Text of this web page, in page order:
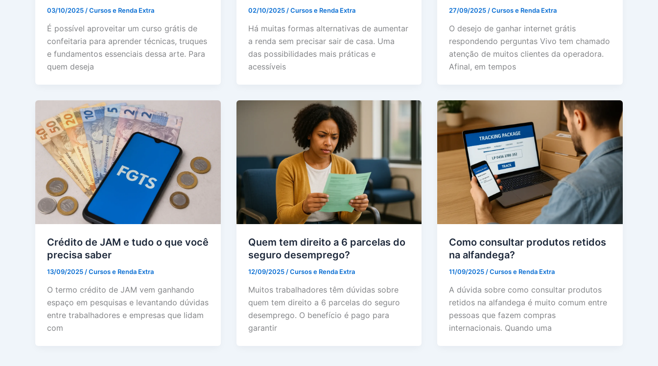
03/10/2025 /Cursos e Renda Extra
É possível aproveitar um curso grátis de
confeitaria para aprender técnicas, truques
e fundamentos essenciais dessa arte. Para
quem deseja
02/10/2025 /Cursos e Renda Extra
Há muitas formas alternativas de aumentar
a renda sem precisar sair de casa. Uma
das possibilidades mais práticas e
acessíveis
27/09/2025 /Cursos e Renda Extra
O desejo de ganhar internet grátis
respondendo perguntas Vivo tem chamado
atenção de muitos clientes da operadora.
Afinal, em tempos
Crédito de JAM e tudo o que você
precisa saber
13/09/2025 /Cursos e Renda Extra
O termo crédito de JAM vem ganhando
espaço em pesquisas e levantando dúvidas
entre trabalhadores e empresas que lidam
com
Quem tem direito a 6 parcelas do
seguro desemprego?
12/09/2025 /Cursos e Renda Extra
Muitos trabalhadores têm dúvidas sobre
quem tem direito a 6 parcelas do seguro
desemprego. O benefício é pago para
garantir
Como consultar produtos retidos
na alfandega?
11/09/2025 /Cursos e Renda Extra
A dúvida sobre como consultar produtos
retidos na alfandega é muito comum entre
pessoas que fazem compras
internacionais. Quando uma